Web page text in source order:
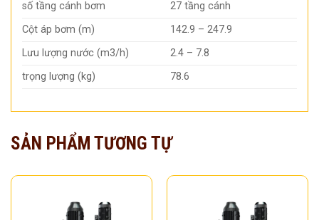
số tầng cánh bơm
27 tầng cánh
Cột áp bơm (m)
142.9 – 247.9
Lưu lượng nước (m3/h)
2.4 – 7.8
trọng lượng (kg)
78.6
SẢN PHẨM TƯƠNG TỰ